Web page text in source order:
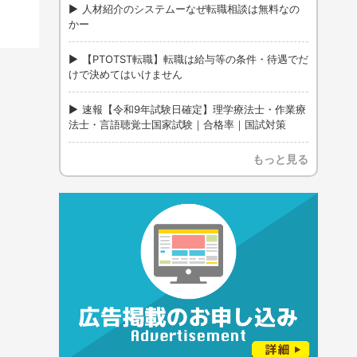
人材紹介のシステムーなぜ転職相談は無料なの
かー
【PTOTST転職】転職は給与等の条件・待遇でだ
けで決めてはいけません
速報【令和9年試験日確定】理学療法士・作業療
法士・言語聴覚士国家試験｜合格率｜国試対策
もっと見る